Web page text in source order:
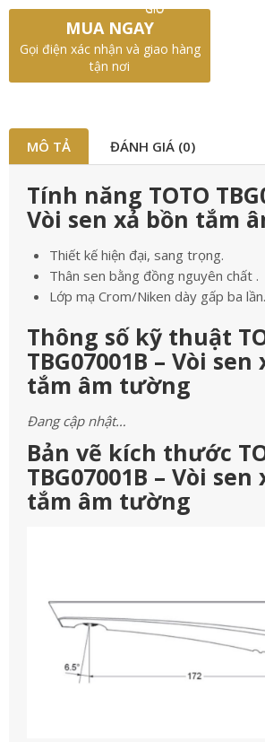
GIỎ
MUA NGAY
Gọi điện xác nhận và giao hàng
tận nơi
MÔ TẢ ĐÁNH GIÁ (0)
Tính năng TOTO
Vòi sen xả bồn tắm
Thiết kế hiện đại, sang trọng.
Thân sen bằng đồng nguyên chất .
Lớp mạ Crom/Niken dày gấp ba lần.
Thông số kỹ thuật
TBG07001B – Vòi sen
tắm âm tường
Đang cập nhật…
Bản vẽ kích thước
TBG07001B – Vòi sen
tắm âm tường